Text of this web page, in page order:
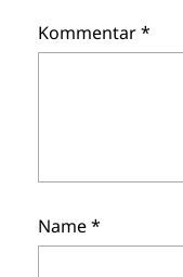
Kommentar*
Name*